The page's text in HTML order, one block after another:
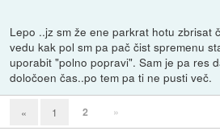
Lepo ..jz sm že ene parkrat hotu zbrisat
vedu kak pol sm pa pač čist spremenu
uporabit "polno popravi". Sam je pa res
določoen čas..po tem pa ti ne pusti več.
« 1 2 »